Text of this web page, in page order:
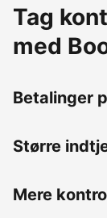
Tag
med
Betalinger
Større
Mere